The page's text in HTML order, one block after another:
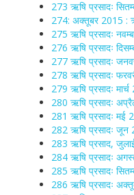
273 ऋषि प्रसादः
274: अक्तूबर 2015 :
275 ऋषि प्रसादः
276 ऋषि प्रसादः
277 ऋषि प्रसादः
278 ऋषि प्रसादः
279 ऋषि प्रसादः
280 ऋषि प्रसादः
281 ऋषि प्रसादः मई
282 ऋषि प्रसादः जून
283 ऋषि प्रसाद,
284 ऋषि प्रसादः
285 ऋषि प्रसादः
286 ऋषि प्रसादः